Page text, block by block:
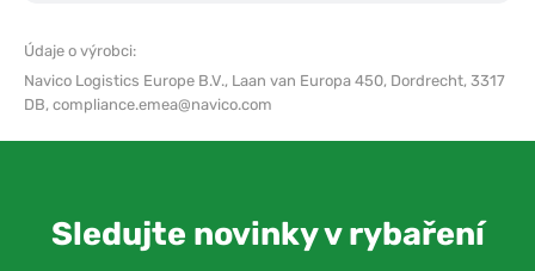
Údaje o výrobci:
Navico Logistics Europe B.V., Laan van Europa 450, Dordrecht, 3317
DB, compliance.emea@navico.com
Sledujte novinky v rybaření